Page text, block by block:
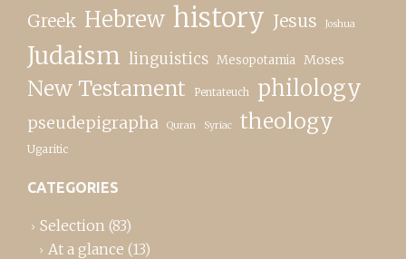
Greek Hebrew history Jesus Joshua
Judaism linguistics Mesopotamia Moses
New Testament Pentateuch philology
pseudepigrapha Quran Syriac theology
Ugaritic
CATEGORIES
Selection (83)
At a glance (13)